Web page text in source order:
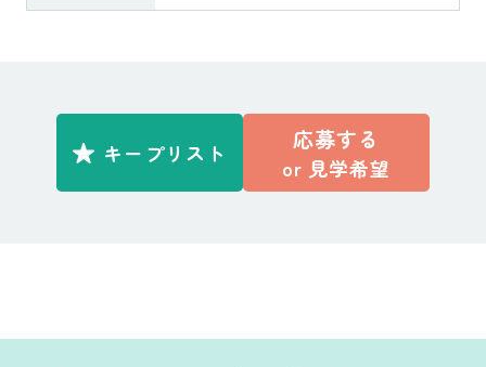
キープリスト 応募する
or 見学希望